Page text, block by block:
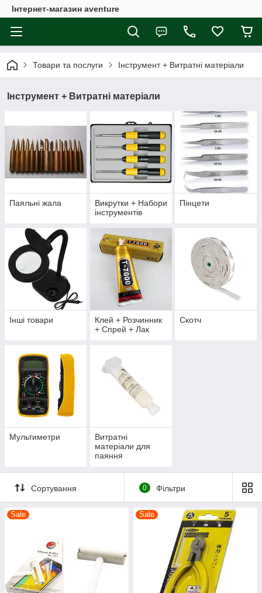
Інтернет-магазин aventure
Товари та послуги Інструмент + Витратні матеріали
Інструмент + Витратні матеріали
Паяльні жала
Викрутки + Набори
інструментів
Пінцети
Інші товари
Клей + Розчинник
+ Спрей + Лак
Скотч
Мультиметри
Витратні
матеріали для
паяння
Сортування 0 Фільтри
Sale Sale